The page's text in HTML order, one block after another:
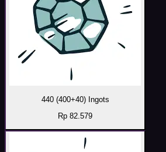
440 (400+40) Ingots
Rp 82.579